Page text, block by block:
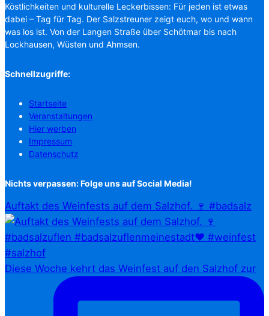
Köstlichkeiten und kulturelle Leckerbissen: Für jeden ist etwas
dabei – Tag für Tag. Der Salzstreuner zeigt euch, wo und wann
was los ist. Von der Langen Straße über Schötmar bis nach
Lockhausen, Wüsten und Ahmsen.
Schnellzugriffe:
Startseite
Veranstaltungen
Hier werben
Impressum
Datenschutz
Nichts verpassen: Folge uns auf Social Media!
Auftakt des Weinfests auf dem Salzhof. 🍷 #badsalz
Diese Woche kehrt das Weinfest auf den Salzhof zur